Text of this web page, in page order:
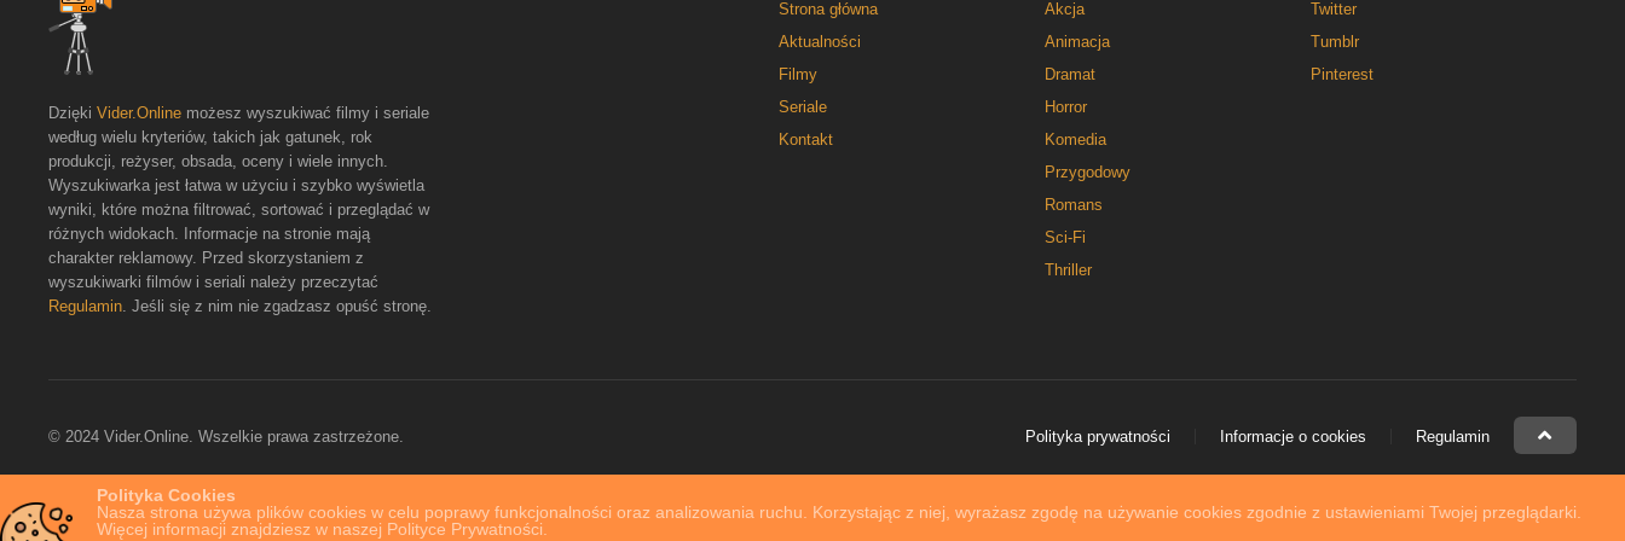
Polityka Cookies
Nasza strona używa plików cookies w celu poprawy funkcjonalności oraz analizowania ruchu. Korzystając z niej, wyrażasz zgodę na używanie cookies zgodnie z ustawieniami Twojej przeglądarki.
Więcej informacji znajdziesz w naszej Polityce Prywatności.
Strona główna
Aktualności
Filmy
Seriale
Kontakt
Akcja
Animacja
Dramat
Horror
Komedia
Przygodowy
Romans
Sci-Fi
Thriller
Twitter
Tumblr
Pinterest
Dzięki Vider.Online możesz wyszukiwać filmy i seriale
według wielu kryteriów, takich jak gatunek, rok
produkcji, reżyser, obsada, oceny i wiele innych.
Wyszukiwarka jest łatwa w użyciu i szybko wyświetla
wyniki, które można filtrować, sortować i przeglądać w
różnych widokach. Informacje na stronie mają
charakter reklamowy. Przed skorzystaniem z
wyszukiwarki filmów i seriali należy przeczytać
Regulamin. Jeśli się z nim nie zgadzasz opuść stronę.
© 2024 Vider.Online. Wszelkie prawa zastrzeżone. Polityka prywatności Informacje o cookies Regulamin